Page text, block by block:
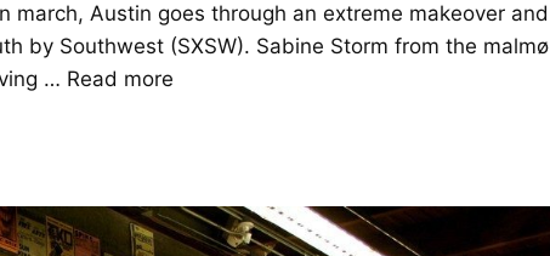
march, Austin goes through an extreme makeover and
by Southwest (SXSW). Sabine Storm from the malmø
… Read more